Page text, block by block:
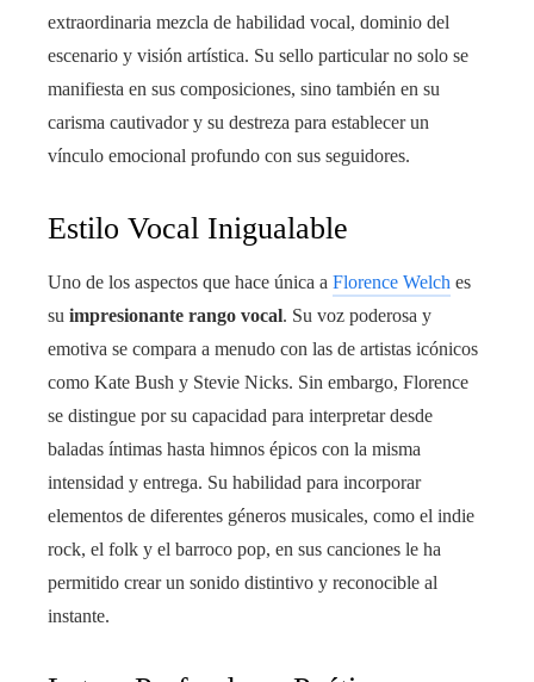
extraordinaria mezcla de habilidad vocal, dominio del
escenario y visión artística. Su sello particular no solo se
manifiesta en sus composiciones, sino también en su
carisma cautivador y su destreza para establecer un
vínculo emocional profundo con sus seguidores.
Estilo Vocal Inigualable
Uno de los aspectos que hace única a Florence Welch es
su impresionante rango vocal. Su voz poderosa y
emotiva se compara a menudo con las de artistas icónicos
como Kate Bush y Stevie Nicks. Sin embargo, Florence
se distingue por su capacidad para interpretar desde
baladas íntimas hasta himnos épicos con la misma
intensidad y entrega. Su habilidad para incorporar
elementos de diferentes géneros musicales, como el indie
rock, el folk y el barroco pop, en sus canciones le ha
permitido crear un sonido distintivo y reconocible al
instante.